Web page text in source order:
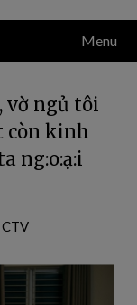
Menu
vờ ngủ tôi
còn kinh
ng:o:ạ:i
CTV